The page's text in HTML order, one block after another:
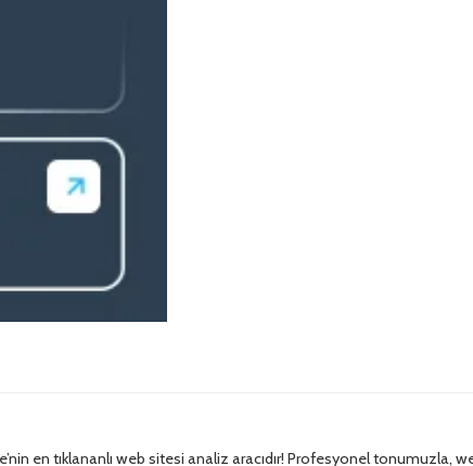
en tıklananlı web sitesi analiz aracıdır! Profesyonel tonumuzla,